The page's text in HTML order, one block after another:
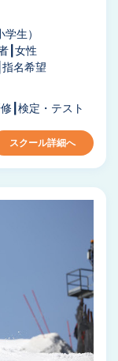
生）
女性
指名希望
検定・テスト
スクール詳細へ